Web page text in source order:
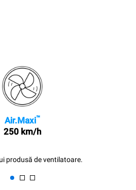
Air.Maxi™
250 km/h
produsă de ventilatoare.